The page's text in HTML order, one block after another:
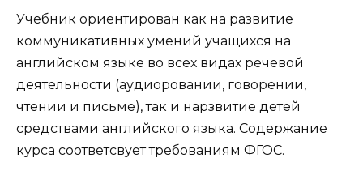
Учебник ориентирован как на развитие
коммуникативных умений учащихся на
английском языке во всех видах речевой
деятельности (аудиоровании, говорении,
чтении и письме), так и нарзвитие детей
средствами английского языка. Содержание
курса соответсвует требованиям ФГОС.